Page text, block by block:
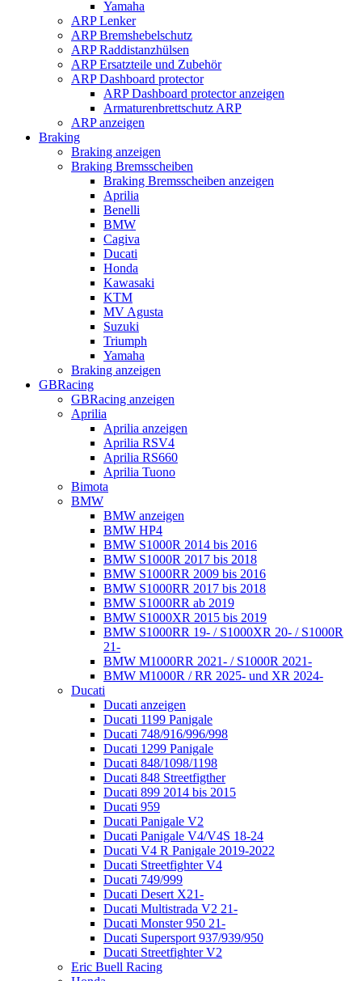
Yamaha
ARP Lenker
ARP Bremshebelschutz
ARP Raddistanzhülsen
ARP Ersatzteile und Zubehör
ARP Dashboard protector
ARP Dashboard protector anzeigen
Armaturenbrettschutz ARP
ARP anzeigen
Braking
Braking anzeigen
Braking Bremsscheiben
Braking Bremsscheiben anzeigen
Aprilia
Benelli
BMW
Cagiva
Ducati
Honda
Kawasaki
KTM
MV Agusta
Suzuki
Triumph
Yamaha
Braking anzeigen
GBRacing
GBRacing anzeigen
Aprilia
Aprilia anzeigen
Aprilia RSV4
Aprilia RS660
Aprilia Tuono
Bimota
BMW
BMW anzeigen
BMW HP4
BMW S1000R 2014 bis 2016
BMW S1000R 2017 bis 2018
BMW S1000RR 2009 bis 2016
BMW S1000RR 2017 bis 2018
BMW S1000RR ab 2019
BMW S1000XR 2015 bis 2019
BMW S1000RR 19- / S1000XR 20- / S1000R
21-
BMW M1000RR 2021- / S1000R 2021-
BMW M1000R / RR 2025- und XR 2024-
Ducati
Ducati anzeigen
Ducati 1199 Panigale
Ducati 748/916/996/998
Ducati 1299 Panigale
Ducati 848/1098/1198
Ducati 848 Streetfigther
Ducati 899 2014 bis 2015
Ducati 959
Ducati Panigale V2
Ducati Panigale V4/V4S 18-24
Ducati V4 R Panigale 2019-2022
Ducati Streetfighter V4
Ducati 749/999
Ducati Desert X21-
Ducati Multistrada V2 21-
Ducati Monster 950 21-
Ducati Supersport 937/939/950
Ducati Streetfighter V2
Eric Buell Racing